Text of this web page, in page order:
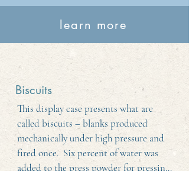
learn more
Biscuits
This display case presents what are
called biscuits – blanks produced
mechanically under high pressure and
fired once.  Six percent of water was
added to the press powder for pressing